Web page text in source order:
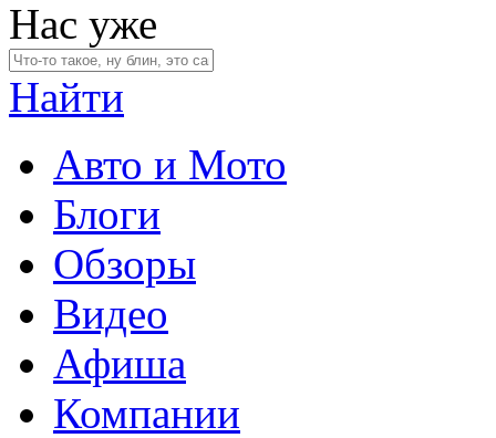
Нас уже
Найти
Авто и Мото
Блоги
Обзоры
Видео
Афиша
Компании